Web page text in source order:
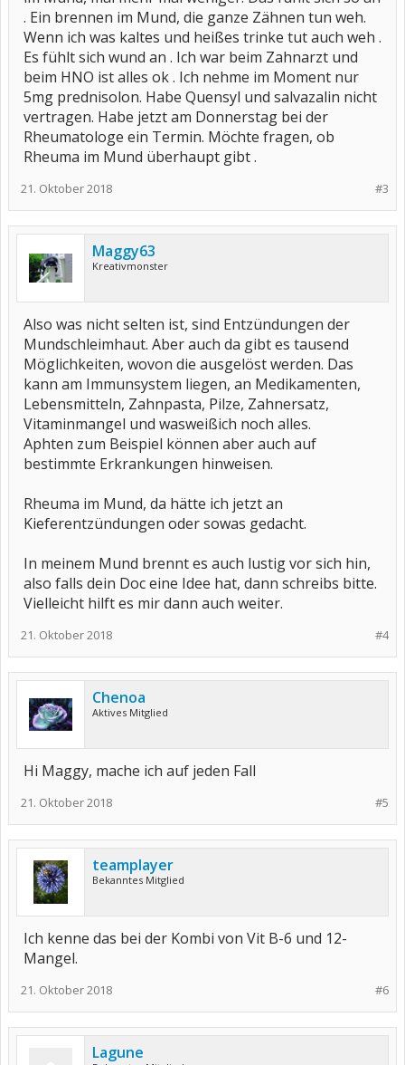
. Ein brennen im Mund, die ganze Zähnen tun weh.
Wenn ich was kaltes und heißes trinke tut auch weh .
Es fühlt sich wund an . Ich war beim Zahnarzt und
beim HNO ist alles ok . Ich nehme im Moment nur
5mg prednisolon. Habe Quensyl und salvazalin nicht
vertragen. Habe jetzt am Donnerstag bei der
Rheumatologe ein Termin. Möchte fragen, ob
Rheuma im Mund überhaupt gibt .
#3
21. Oktober 2018
Maggy63
Kreativmonster
Also was nicht selten ist, sind Entzündungen der
Mundschleimhaut. Aber auch da gibt es tausend
Möglichkeiten, wovon die ausgelöst werden. Das
kann am Immunsystem liegen, an Medikamenten,
Lebensmitteln, Zahnpasta, Pilze, Zahnersatz,
Vitaminmangel und wasweißich noch alles.
Aphten zum Beispiel können aber auch auf
bestimmte Erkrankungen hinweisen.
Rheuma im Mund, da hätte ich jetzt an
Kieferentzündungen oder sowas gedacht.
In meinem Mund brennt es auch lustig vor sich hin,
also falls dein Doc eine Idee hat, dann schreibs bitte.
Vielleicht hilft es mir dann auch weiter.
#4
21. Oktober 2018
Chenoa
Aktives Mitglied
Hi Maggy, mache ich auf jeden Fall
#5
21. Oktober 2018
teamplayer
Bekanntes Mitglied
Ich kenne das bei der Kombi von Vit B-6 und 12-
Mangel.
#6
21. Oktober 2018
Lagune